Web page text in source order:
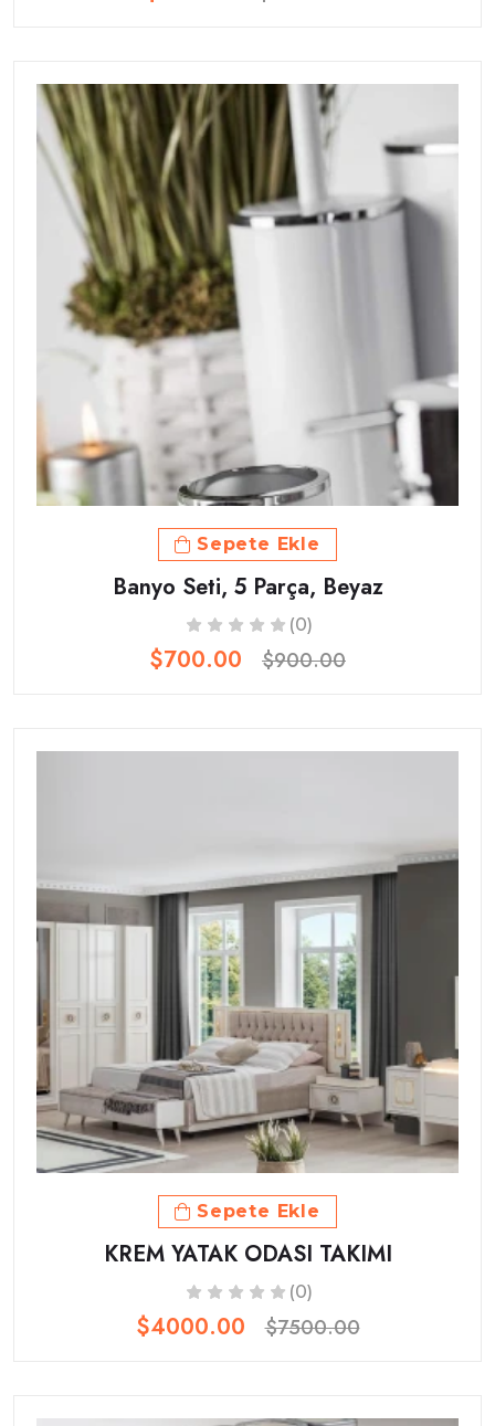
Sepete Ekle
Banyo Seti, 5 Parça, Beyaz
(0)
$700.00 $900.00
Sepete Ekle
KREM YATAK ODASI TAKIMI
(0)
$4000.00 $7500.00